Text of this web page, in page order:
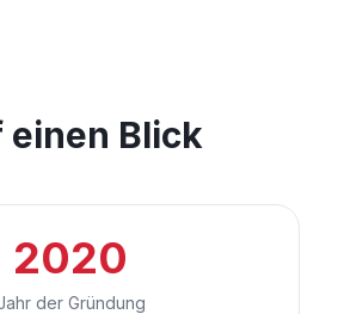
einen Blick
2020
der Gründung